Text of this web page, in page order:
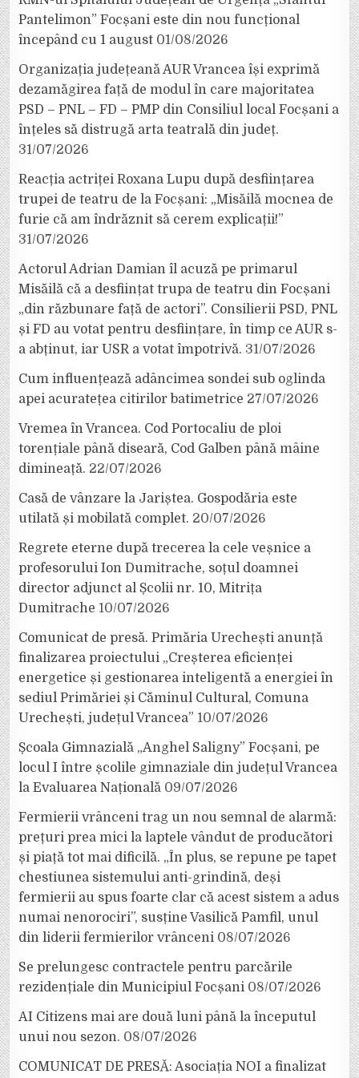
Pantelimon” Focșani este din nou funcțional
începând cu 1 august 01/08/2026
Organizația județeană AUR Vrancea își exprimă
dezamăgirea față de modul în care majoritatea
PSD – PNL – FD – PMP din Consiliul local Focșani a
înțeles să distrugă arta teatrală din județ.
31/07/2026
Reacția actriței Roxana Lupu după desființarea
trupei de teatru de la Focșani: „Misăilă mocnea de
furie că am îndrăznit să cerem explicații!”
31/07/2026
Actorul Adrian Damian îl acuză pe primarul
Misăilă că a desființat trupa de teatru din Focșani
„din răzbunare față de actori”. Consilierii PSD, PNL
și FD au votat pentru desființare, în timp ce AUR s-
a abținut, iar USR a votat împotrivă. 31/07/2026
Cum influențează adâncimea sondei sub oglinda
apei acuratețea citirilor batimetrice 27/07/2026
Vremea în Vrancea. Cod Portocaliu de ploi
torențiale până diseară, Cod Galben până mâine
dimineață. 22/07/2026
Casă de vânzare la Jariștea. Gospodăria este
utilată și mobilată complet. 20/07/2026
Regrete eterne după trecerea la cele veșnice a
profesorului Ion Dumitrache, soțul doamnei
director adjunct al Școlii nr. 10, Mitrița
Dumitrache 10/07/2026
Comunicat de presă. Primăria Urechești anunță
finalizarea proiectului „Creșterea eficienței
energetice și gestionarea inteligentă a energiei în
sediul Primăriei și Căminul Cultural, Comuna
Urechești, județul Vrancea” 10/07/2026
Școala Gimnazială „Anghel Saligny” Focșani, pe
locul I între școlile gimnaziale din județul Vrancea
la Evaluarea Națională 09/07/2026
Fermierii vrânceni trag un nou semnal de alarmă:
prețuri prea mici la laptele vândut de producători
și piață tot mai dificilă. „În plus, se repune pe tapet
chestiunea sistemului anti-grindină, deși
fermierii au spus foarte clar că acest sistem a adus
numai nenorociri”, susține Vasilică Pamfil, unul
din liderii fermierilor vrânceni 08/07/2026
Se prelungesc contractele pentru parcările
rezidențiale din Municipiul Focșani 08/07/2026
AI Citizens mai are două luni până la începutul
unui nou sezon. 08/07/2026
COMUNICAT DE PRESĂ: Asociația NOI a finalizat